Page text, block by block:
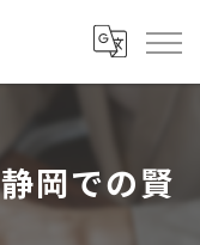
岡での賢